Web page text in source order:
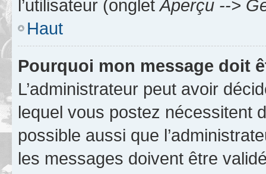
l’utilisateur (ongletAperçu -->
Haut
Pourquoi mon message doit
L’administrateur peut avoir
lequel vous postez nécessitent
possible aussi que
les messages doivent être